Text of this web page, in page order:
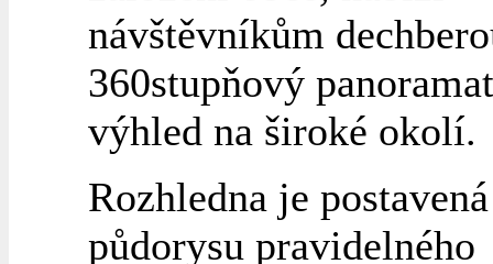
návštěvníkům
360stupňový
výhled na široké okolí.
Rozhledna je
půdorysu pravidelného